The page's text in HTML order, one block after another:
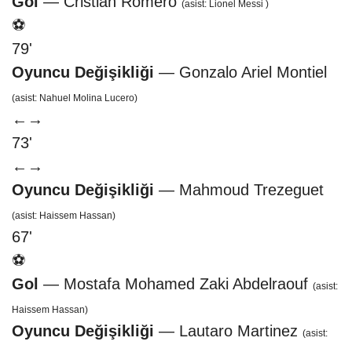
(asist: Lionel Messi )
⚽
79'
Oyuncu Değişikliği — Gonzalo Ariel Montiel
(asist: Nahuel Molina Lucero)
← →
73'
← →
Oyuncu Değişikliği — Mahmoud Trezeguet
(asist: Haissem Hassan)
67'
⚽
Gol — Mostafa Mohamed Zaki Abdelraouf (asist:
Haissem Hassan)
Oyuncu Değişikliği — Lautaro Martinez (asist: